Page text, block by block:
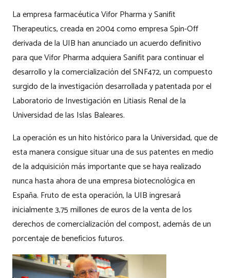
La empresa farmacéutica Vifor Pharma y Sanifit
Therapeutics, creada en 2004 como empresa Spin-Off
derivada de la UIB han anunciado un acuerdo definitivo
para que Vifor Pharma adquiera Sanifit para continuar el
desarrollo y la comercialización del SNF472, un compuesto
surgido de la investigación desarrollada y patentada por el
Laboratorio de Investigación en Litiasis Renal de la
Universidad de las Islas Baleares.
La operación es un hito histórico para la Universidad, que de
esta manera consigue situar una de sus patentes en medio
de la adquisición más importante que se haya realizado
nunca hasta ahora de una empresa biotecnológica en
España. Fruto de esta operación, la UIB ingresará
inicialmente 3,75 millones de euros de la venta de los
derechos de comercialización del compost, además de un
porcentaje de beneficios futuros.